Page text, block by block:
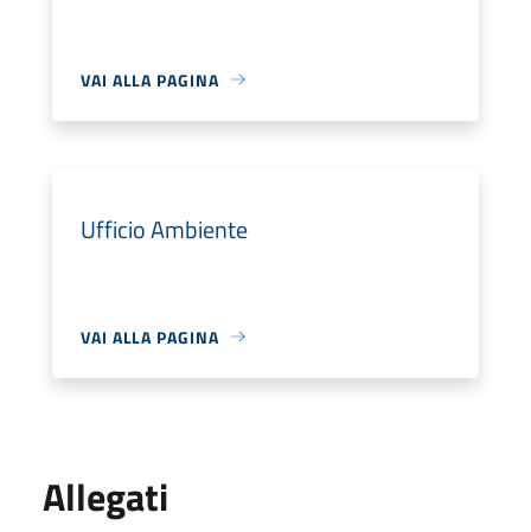
VAI ALLA PAGINA
Ufficio Ambiente
VAI ALLA PAGINA
Allegati